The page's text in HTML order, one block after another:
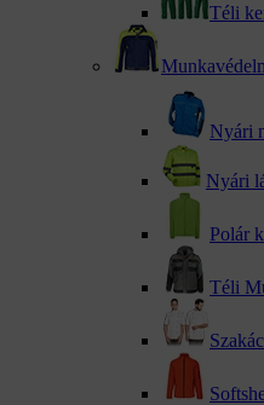
Téli
Nyári
Nyári
Polár
Téli